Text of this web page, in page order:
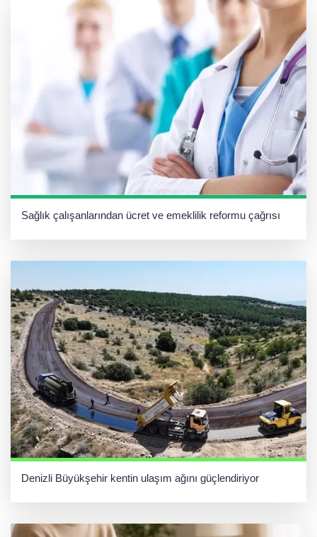
Sağlık çalışanlarından ücret ve emeklilik reformu çağrısı
Denizli Büyükşehir kentin ulaşım ağını güçlendiriyor